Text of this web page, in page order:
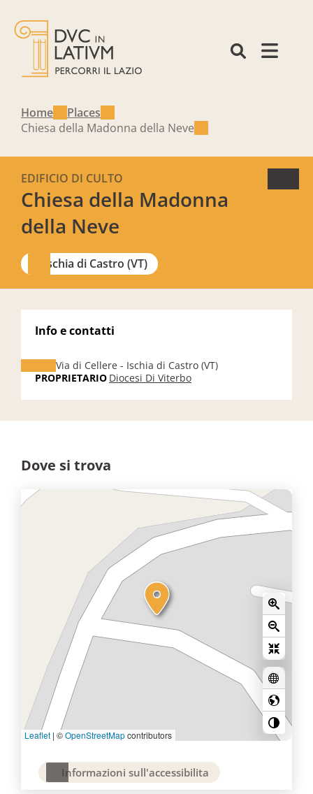
Home
Places
Chiesa della Madonna della Neve
Chiesa della Madonna
della Neve
EDIFICIO DI CULTO
Ischia di Castro (VT)
Info e contatti
Via di Cellere - Ischia di Castro (VT)
PROPRIETARIO Diocesi Di Viterbo
Dove si trova
Leaflet | ©OpenStreetMapcontributors
Informazioni sull'accessibilita